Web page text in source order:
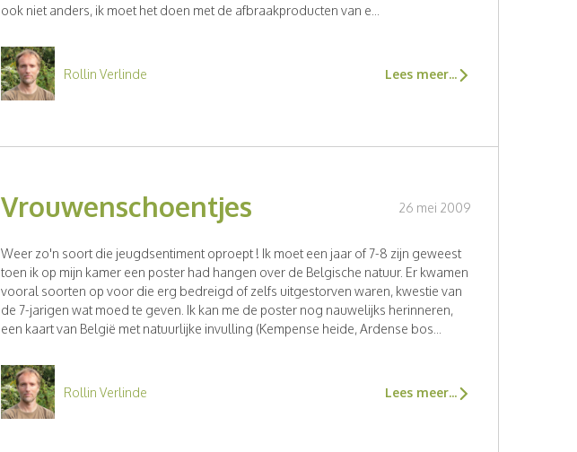
ook niet anders, ik moet het doen met de afbraakproducten van e...
Rollin Verlinde Lees meer...
Vrouwenschoentjes 26 mei 2009
Weer zo'n soort die jeugdsentiment oproept ! Ik moet een jaar of 7-8 zijn geweest
toen ik op mijn kamer een poster had hangen over de Belgische natuur. Er kwamen
vooral soorten op voor die erg bedreigd of zelfs uitgestorven waren, kwestie van
de 7-jarigen wat moed te geven. Ik kan me de poster nog nauwelijks herinneren,
een kaart van België met natuurlijke invulling (Kempense heide, Ardense bos...
Rollin Verlinde Lees meer...